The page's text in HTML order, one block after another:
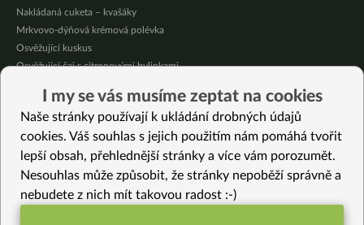
Nakládaná cuketa – kvašáky
Mrkvovo-dýňová krémová polévka
Osvěžující kuskus
Osvěžující čaj s citronovými bylinkami
Čokoládové muffiny s mangovým krémem
Meruňky a jablka v citrónovém želé
Vybrané recepty
Citrónové muffiny s borůvkovým krémem
Agarový krém
I my se vás musíme zeptat na cookies
Naše stránky používají k ukládání drobných údajů
cookies. Váš souhlas s jejich použitím nám pomáhá tvořit
lepší obsah, přehlednější stránky a více vám porozumět.
Nesouhlas může způsobit, že stránky nepoběží správně a
nebudete z nich mít takovou radost :-)